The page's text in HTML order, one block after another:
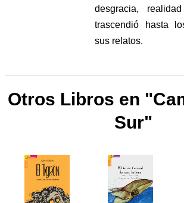
desgracia,
trascendió hasta
sus relatos.
Otros Libros en
Sur"